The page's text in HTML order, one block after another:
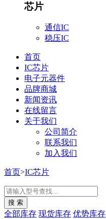
芯片
通信IC
稳压IC
首页
IC芯片
电子元器件
品牌商城
新闻资讯
在线留言
关于我们
公司简介
联系我们
加入我们
首页>IC芯片
全部库存 现货库存 优势库存